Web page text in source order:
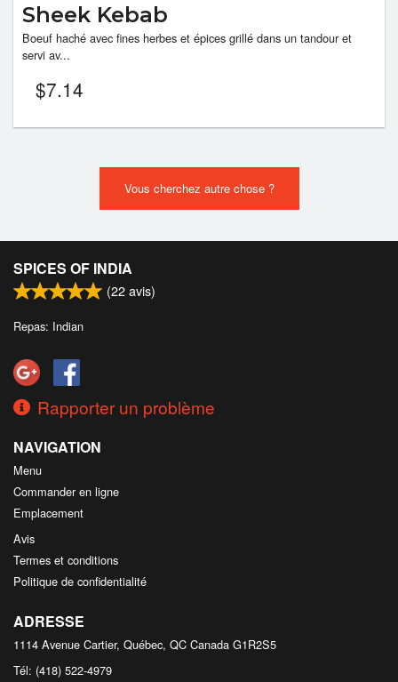
Sheek Kebab
Boeuf haché avec fines herbes et épices grillé dans un tandour et
servi av...
$7.14
Vous cherchez autre chose ?
SPICES OF INDIA
(22avis)
Repas: Indian
Rapporter un problème
NAVIGATION
Menu
Commander en ligne
Emplacement
Avis
Termes et conditions
Politique de confidentialité
ADRESSE
1114 Avenue Cartier, Québec, QC Canada G1R2S5
Tél: (418) 522-4979